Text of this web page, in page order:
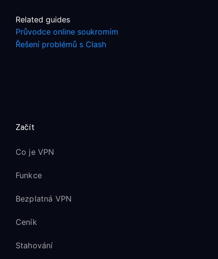
Related guides
Průvodce online soukromím
Řešení problémů s Clash
Začít
Co je VPN
Funkce
Bezplatná VPN
Ceník
Stahování